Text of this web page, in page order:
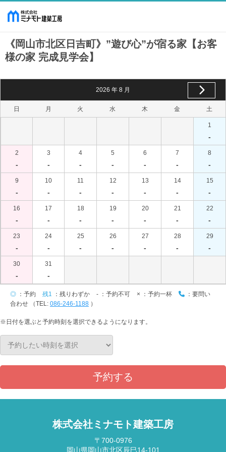
《岡山市北区日吉町》”遊び心”が宿る家【お客
様の家 完成見学会】
2026 年 8 月
日 月 火 水 木 金 土
1
-
2
-
3
-
4
-
5
-
6
-
7
-
8
-
9
-
10
-
11
-
12
-
13
-
14
-
15
-
16
-
17
-
18
-
19
-
20
-
21
-
22
-
23
-
24
-
25
-
26
-
27
-
28
-
29
-
30
-
31
-
◎ ：予約 残1 ：残りわずか - ：予約不可 × ：予約一杯
：要問い
合わせ （TEL: 086-246-1188 ）
※日付を選ぶと予約時刻を選択できるようになります。
予約する
株式会社ミナモト建築工房
〒700-0976
岡山県岡山市北区辰巳14-101